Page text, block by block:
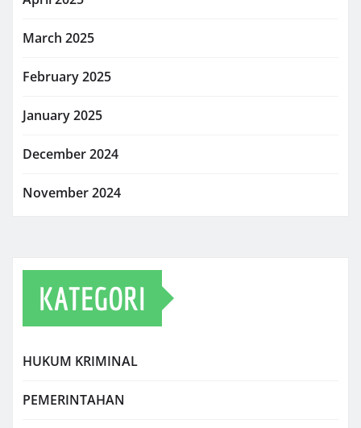
March 2025
February 2025
January 2025
December 2024
November 2024
KATEGORI
HUKUM KRIMINAL
PEMERINTAHAN